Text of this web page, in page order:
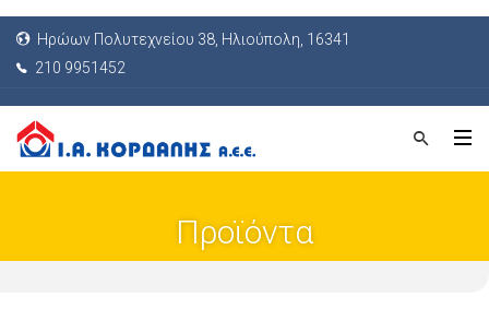
Ηρώων Πολυτεχνείου 38, Ηλιούπολη, 16341
210 9951452
Προϊόντα